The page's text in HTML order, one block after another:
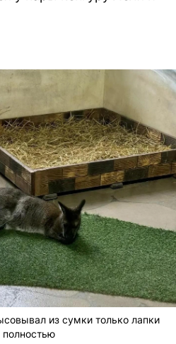
из сумки только лапки
полностью